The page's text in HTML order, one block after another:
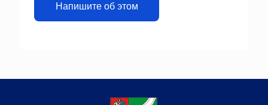
Напишите об этом